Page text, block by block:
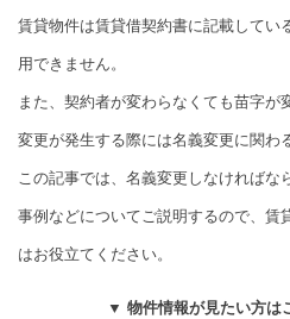
賃貸物件は賃貸借契約書に記載してい
用できません。
また、契約者が変わらなくても苗字が
変更が発生する際には名義変更に関わ
この記事では、名義変更しなければな
事例などについてご説明するので、賃
はお役立てください。
▼ 物件情報が見たい方は